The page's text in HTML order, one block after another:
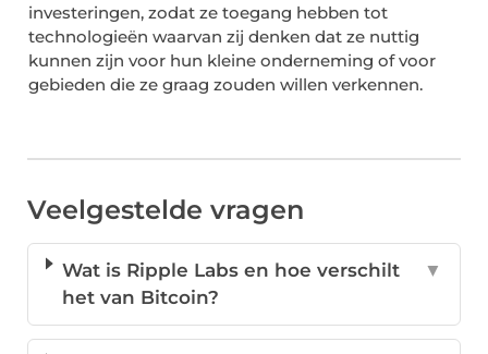
investeringen, zodat ze toegang hebben tot
technologieën waarvan zij denken dat ze nuttig
kunnen zijn voor hun kleine onderneming of voor
gebieden die ze graag zouden willen verkennen.
Veelgestelde vragen
Wat is Ripple Labs en hoe verschilt
het van Bitcoin?
▼